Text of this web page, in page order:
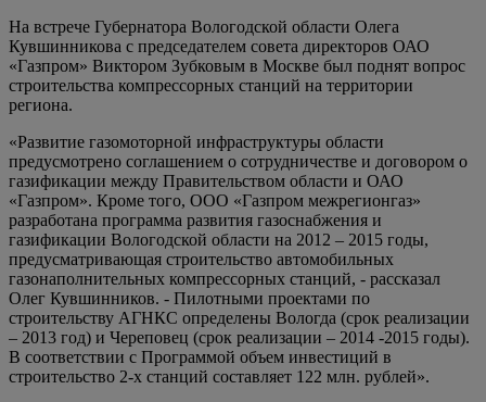
На встрече Губернатора Вологодской области Олега
Кувшинникова с председателем совета директоров ОАО
«Газпром» Виктором Зубковым в Москве был поднят вопрос
строительства компрессорных станций на территории
региона.
«Развитие газомоторной инфраструктуры области
предусмотрено соглашением о сотрудничестве и договором о
газификации между Правительством области и ОАО
«Газпром». Кроме того, ООО «Газпром межрегионгаз»
разработана программа развития газоснабжения и
газификации Вологодской области на 2012 – 2015 годы,
предусматривающая строительство автомобильных
газонаполнительных компрессорных станций, - рассказал
Олег Кувшинников. - Пилотными проектами по
строительству АГНКС определены Вологда (срок реализации
– 2013 год) и Череповец (срок реализации – 2014 -2015 годы).
В соответствии с Программой объем инвестиций в
строительство 2-х станций составляет 122 млн. рублей».